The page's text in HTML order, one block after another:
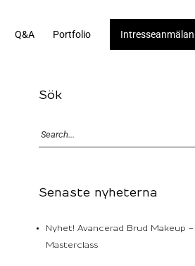
Q&A Portfolio Intresseanmälan
Sök
Senaste nyheterna
Nyhet! Avancerad Brud Makeup –
Masterclass